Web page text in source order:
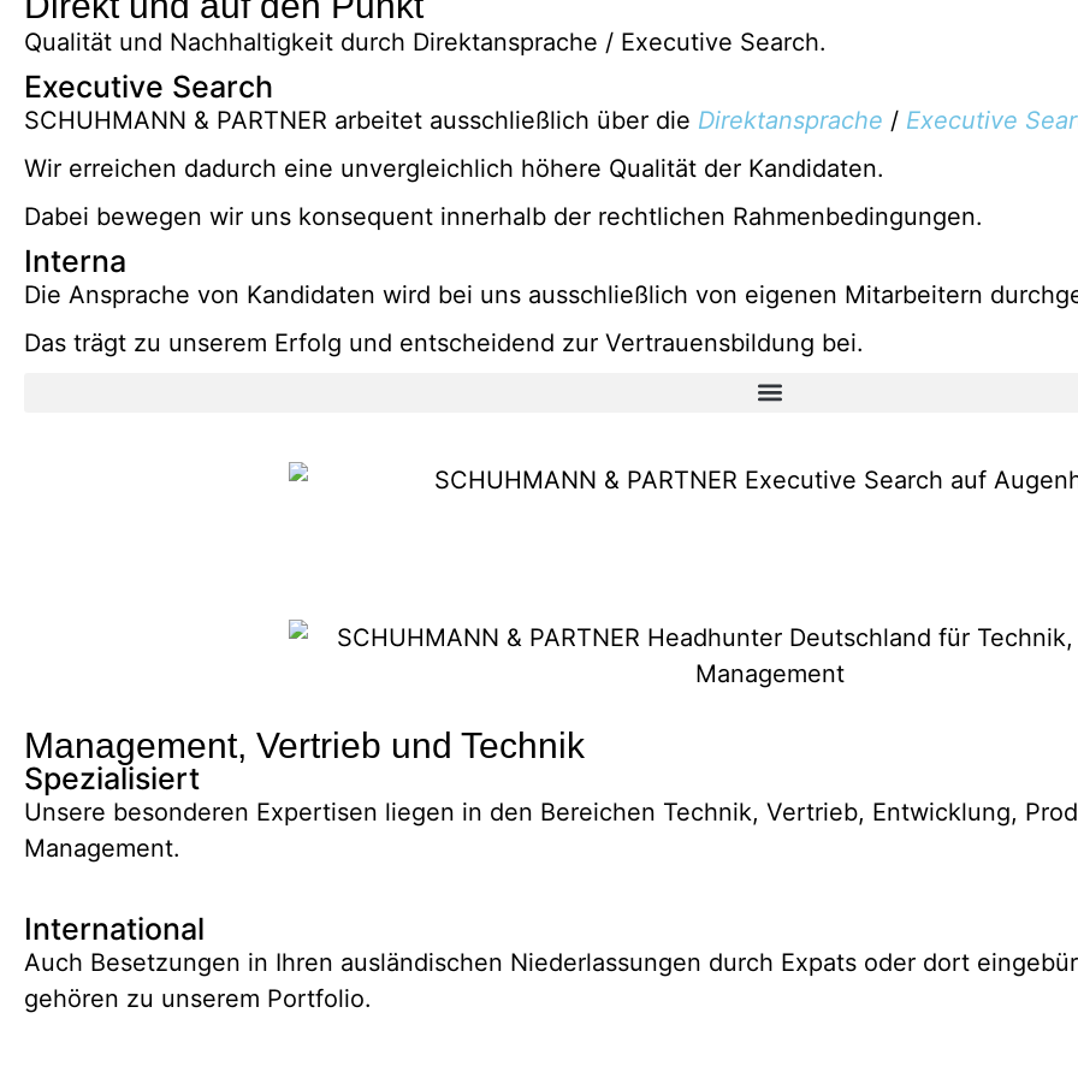
Qualität und Nachhaltigkeit durch Direktansprache / Executive Search.
Executive Search
SCHUHMANN & PARTNER arbeitet ausschließlich über die Direktansprache / Executive
Wir erreichen dadurch eine unvergleichlich höhere Qualität der Kandidaten.
Dabei bewegen wir uns konsequent innerhalb der rechtlichen Rahmenbedingungen.
Interna
Die Ansprache von Kandidaten wird bei uns ausschließlich von eigenen Mitarbeitern
Das trägt zu unserem Erfolg und entscheidend zur Vertrauensbildung bei.
Management, Vertrieb und Technik
Spezialisiert
Unsere besonderen Expertisen liegen in den Bereichen Technik, Vertrieb, Entwicklung,
Management.
International
Auch Besetzungen in Ihren ausländischen Niederlassungen durch Expats oder dort
gehören zu unserem Portfolio.